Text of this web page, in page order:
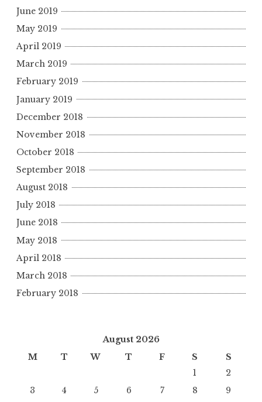
June 2019
May 2019
April 2019
March 2019
February 2019
January 2019
December 2018
November 2018
October 2018
September 2018
August 2018
July 2018
June 2018
May 2018
April 2018
March 2018
February 2018
August 2026
M
T W T F S
S
1
2
3
4 5 6 7 8
9